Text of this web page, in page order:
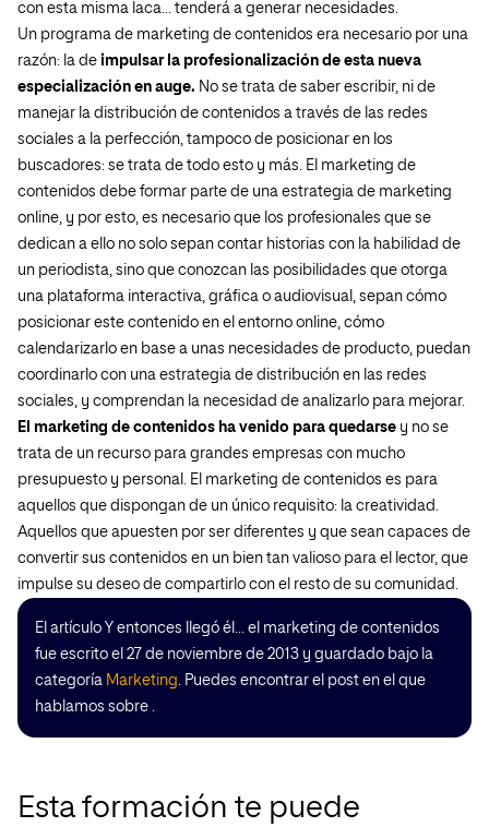
con esta misma laca… tenderá a generar necesidades.
Un programa de marketing de contenidos era necesario por una
razón: la de impulsar la profesionalización de esta nueva
especialización en auge. No se trata de saber escribir, ni de
manejar la distribución de contenidos a través de las redes
sociales a la perfección, tampoco de posicionar en los
buscadores: se trata de todo esto y más. El marketing de
contenidos debe formar parte de una estrategia de marketing
online, y por esto, es necesario que los profesionales que se
dedican a ello no solo sepan contar historias con la habilidad de
un periodista, sino que conozcan las posibilidades que otorga
una plataforma interactiva, gráfica o audiovisual, sepan cómo
posicionar este contenido en el entorno online, cómo
calendarizarlo en base a unas necesidades de producto, puedan
coordinarlo con una estrategia de distribución en las redes
sociales, y comprendan la necesidad de analizarlo para mejorar.
El marketing de contenidos ha venido para quedarse y no se
trata de un recurso para grandes empresas con mucho
presupuesto y personal. El marketing de contenidos es para
aquellos que dispongan de un único requisito: la creatividad.
Aquellos que apuesten por ser diferentes y que sean capaces de
convertir sus contenidos en un bien tan valioso para el lector, que
impulse su deseo de compartirlo con el resto de su comunidad.
El artículo Y entonces llegó él… el marketing de contenidos
fue escrito el 27 de noviembre de 2013 y guardado bajo la
categoría Marketing. Puedes encontrar el post en el que
hablamos sobre .
Esta formación te puede